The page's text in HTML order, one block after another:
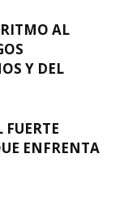
AL
Y DEL
FUERTE
ENFRENTA